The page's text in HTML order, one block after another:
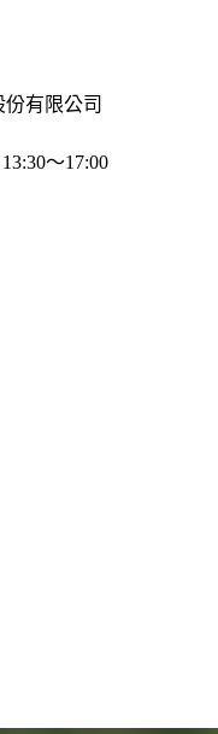
有限公司
～17:00